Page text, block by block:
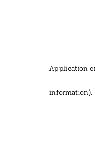
Application
information).